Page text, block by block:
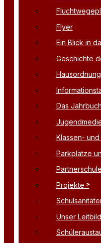
Flyer
Ein Blick in
Geschichte
Das
Klassen-
Parkplätze
Projekte
Unser Leitbild